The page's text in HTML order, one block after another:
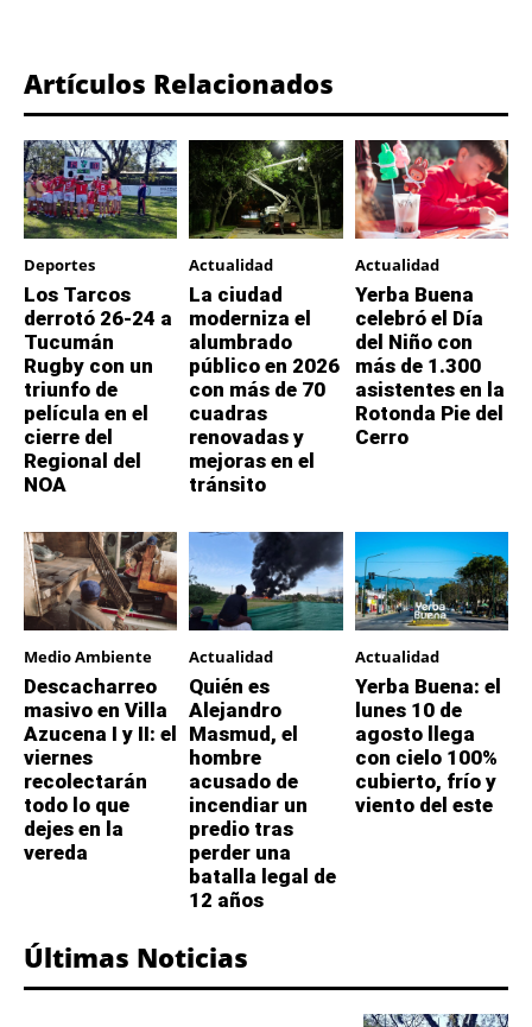
Artículos Relacionados
Deportes
Los Tarcos
derrotó 26-24 a
Tucumán
Rugby con un
triunfo de
película en el
cierre del
Regional del
NOA
Actualidad
La ciudad
moderniza el
alumbrado
público en 2026
con más de 70
cuadras
renovadas y
mejoras en el
tránsito
Actualidad
Yerba Buena
celebró el Día
del Niño con
más de 1.300
asistentes en la
Rotonda Pie del
Cerro
Medio Ambiente
Descacharreo
masivo en Villa
Azucena I y II: el
viernes
recolectarán
todo lo que
dejes en la
vereda
Actualidad
Quién es
Alejandro
Masmud, el
hombre
acusado de
incendiar un
predio tras
perder una
batalla legal de
12 años
Actualidad
Yerba Buena: el
lunes 10 de
agosto llega
con cielo 100%
cubierto, frío y
viento del este
Últimas Noticias